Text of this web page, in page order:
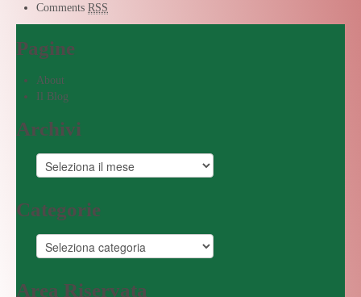
Comments RSS
Pagine
About
Il Blog
Archivi
Categorie
Area Riservata